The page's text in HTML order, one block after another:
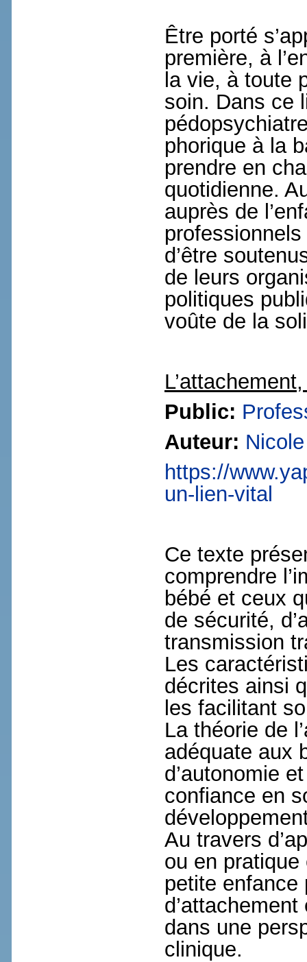
Être porté
première, à
la vie, à toute
soin. Dans ce
phorique à la
prendre en
quotidienne.
auprès de
d’être
de leurs
politiques
voûte de la
Public:
Auteur:
https://
un-lien-vital
Ce texte
comprendre
bébé et ceux
de sécurité,
transmission
Les
décrites ainsi
les facilitant
La théorie de
adéquate aux
d’autonomie
confiance en
Au travers
ou en
petite enfance
dans une
clinique.